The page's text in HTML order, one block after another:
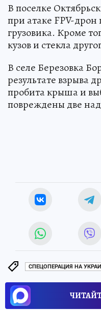
В поселке
при атаке FPV-
грузовика. Кроме
кузов и стекла
В селе Березовка
результате взрыва
пробита крыша и
повреждены две
СПЕЦОПЕРАЦИЯ НА